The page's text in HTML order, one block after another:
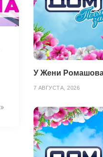
У Жени
7 АВГУСТА, 2026